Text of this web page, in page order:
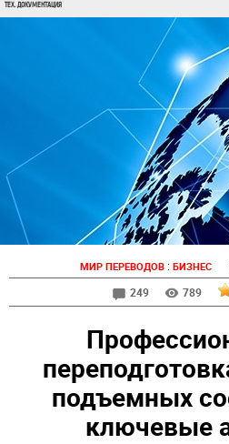
ТЕХ. ДОКУМЕНТАЦИЯ
МИР ПЕРЕВОДОВ : БИЗНЕС
249
789
подъемных
ключевые